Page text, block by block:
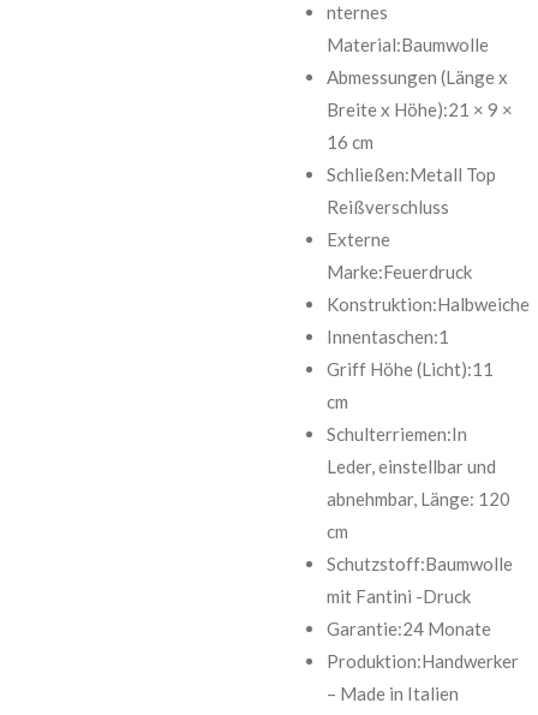
nternes
Material:Baumwolle
Abmessungen (Länge x
Breite x Höhe):21 × 9 ×
16 cm
Schließen:Metall Top
Reißverschluss
Externe
Marke:Feuerdruck
Konstruktion:Halbweiche
Innentaschen:1
Griff Höhe (Licht):11
cm
Schulterriemen:In
Leder, einstellbar und
abnehmbar, Länge: 120
cm
Schutzstoff:Baumwolle
mit Fantini -Druck
Garantie:24 Monate
Produktion:Handwerker
– Made in Italien